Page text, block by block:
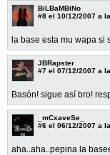
BiLBaMBiNo
#8 el 10/12/2007 a
la base esta mu wapa si
JBRapster
#7 el 07/12/2007 a
Basón! sigue así bro!
_mCxaveSe_
#6 el 06/12/2007 a
aha..aha..pepina la